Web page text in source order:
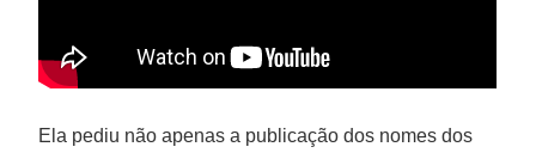
Ela pediu não apenas a publicação dos nomes dos